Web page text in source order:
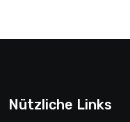
Nützliche Links